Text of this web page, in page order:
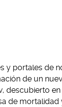
y portales de
de un
descubierto
de mortalidad